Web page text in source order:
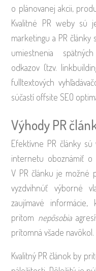
o plánovanej akcii,
Kvalitné PR weby sú
marketingu a PR
umiestnenia
odkazov (tzv.
fulltextových
súčastí offsite SEO
Výhody PR
Efektívne PR články
internetu oboznámiť
V PR článku je možné
vyzdvihnúť výborné
zaujímavé
pritom nepôsobia
prítomná všade navôkol.
Kvalitný PR článok by